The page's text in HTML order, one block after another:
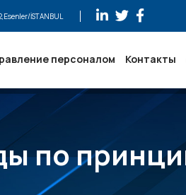
İSTANBUL
персоналом Контакты
по